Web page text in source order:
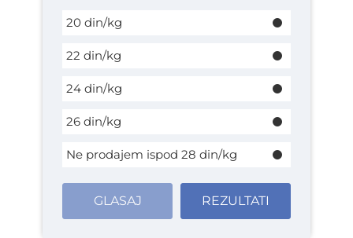
20 din/kg
22 din/kg
24 din/kg
26 din/kg
Ne prodajem ispod 28 din/kg
GLASAJ REZULTATI